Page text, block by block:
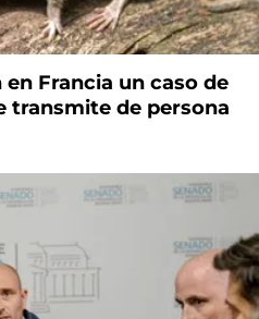
Francia un caso de
transmite de persona